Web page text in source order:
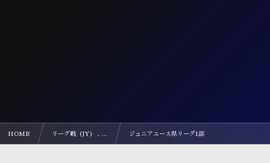
HOME リーグ戦（JY） , … ジュニアユース県リーグ1部